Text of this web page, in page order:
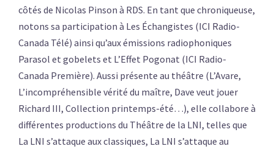
côtés de Nicolas Pinson à RDS. En tant que chroniqueuse,
notons sa participation à Les Échangistes (ICI Radio-
Canada Télé) ainsi qu’aux émissions radiophoniques
Parasol et gobelets et L’Effet Pogonat (ICI Radio-
Canada Première). Aussi présente au théâtre (L’Avare,
L’incompréhensible vérité du maître, Dave veut jouer
Richard III, Collection printemps-été…), elle collabore à
différentes productions du Théâtre de la LNI, telles que
La LNI s’attaque aux classiques, La LNI s’attaque au